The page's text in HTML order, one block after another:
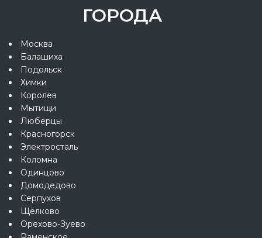
ГОРОДА
Москва
Балашиха
Подольск
Химки
Королёв
Мытищи
Люберцы
Красногорск
Электросталь
Коломна
Одинцово
Домодедово
Серпухов
Щёлково
Орехово-Зуево